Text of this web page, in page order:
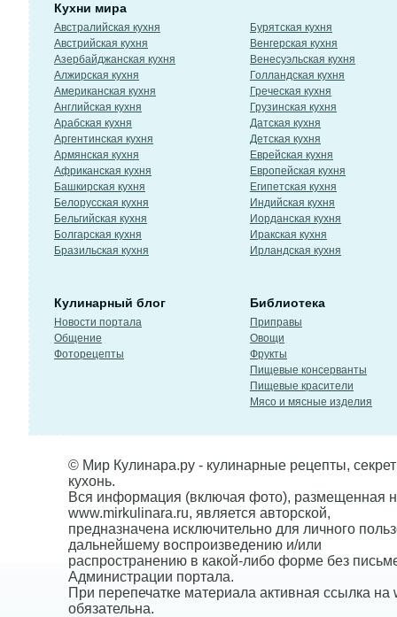
Кухни мира
Австралийская кухня
Австрийская кухня
Азербайджанская кухня
Алжирская кухня
Американская кухня
Английская кухня
Арабская кухня
Аргентинская кухня
Армянская кухня
Африканская кухня
Башкирская кухня
Белорусская кухня
Бельгийская кухня
Болгарская кухня
Бразильская кухня
Бурятская кухня
Венгерская кухня
Венесуэльская кухня
Голландская кухня
Греческая кухня
Грузинская кухня
Датская кухня
Детская кухня
Еврейская кухня
Европейская кухня
Египетская кухня
Индийская кухня
Иорданская кухня
Иракская кухня
Ирландская кухня
Кулинарный блог
Новости портала
Общение
Фоторецепты
Библиотека
Приправы
Овощи
Фрукты
Пищевые консерванты
Пищевые красители
Мясо и мясные изделия
© Мир Кулинара.ру - кулинарные рецепты,
кухонь.
Вся информация (включая фото), размещенная
www.mirkulinara.ru, является авторской,
предназначена исключительно для личного
дальнейшему воспроизведению и/или
распространению в какой-либо форме без
Администрации портала.
При перепечатке материала активная ссылка на
обязательна.